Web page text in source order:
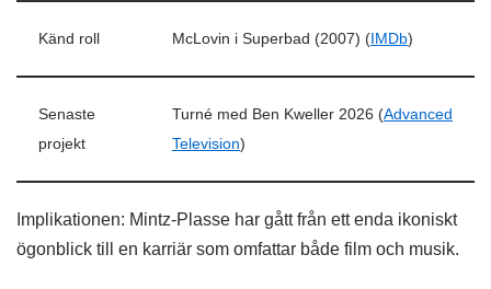
Känd roll McLovin i Superbad (2007) (IMDb)
Senaste
projekt
Turné med Ben Kweller 2026 (Advanced
Television)
Implikationen: Mintz-Plasse har gått från ett enda ikoniskt
ögonblick till en karriär som omfattar både film och musik.